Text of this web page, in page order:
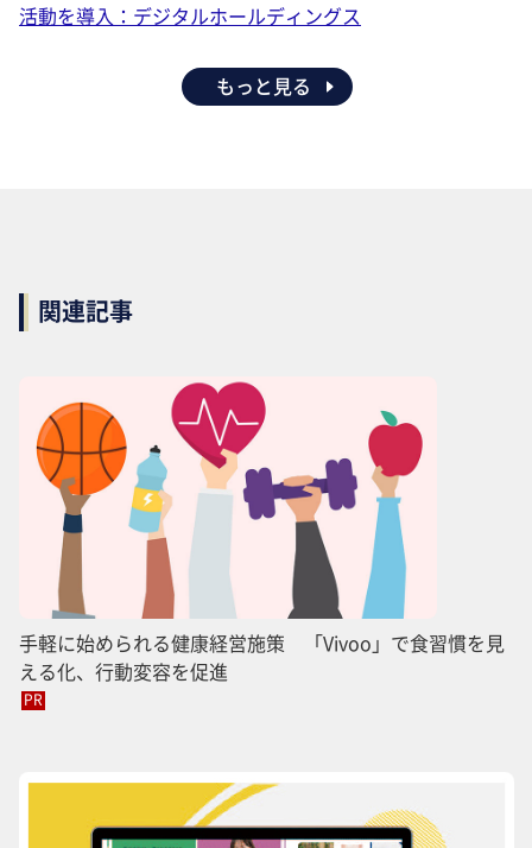
活動を導入：デジタルホールディングス
もっと見る
関連記事
手軽に始められる健康経営施策 「Vivoo」で食習慣を見
える化、行動変容を促進
PR